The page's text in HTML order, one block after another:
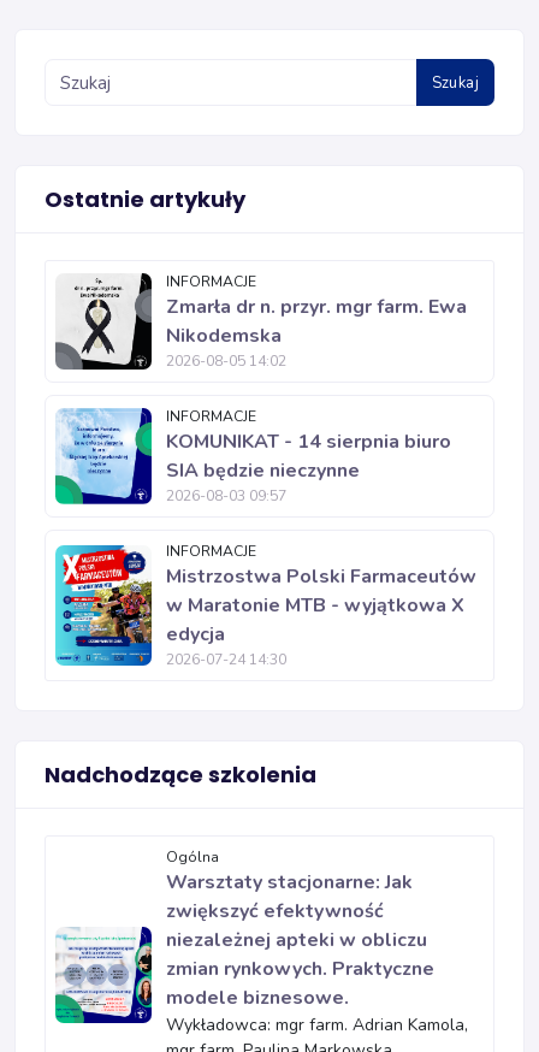
Szukaj
Ostatnie artykuły
INFORMACJE
Zmarła dr n. przyr. mgr farm. Ewa
Nikodemska
2026-08-05 14:02
INFORMACJE
KOMUNIKAT - 14 sierpnia biuro
SIA będzie nieczynne
2026-08-03 09:57
INFORMACJE
Mistrzostwa Polski Farmaceutów
w Maratonie MTB - wyjątkowa X
edycja
2026-07-24 14:30
Nadchodzące szkolenia
Ogólna
Warsztaty stacjonarne: Jak
zwiększyć efektywność
niezależnej apteki w obliczu
zmian rynkowych. Praktyczne
modele biznesowe.
Wykładowca: mgr farm. Adrian Kamola,